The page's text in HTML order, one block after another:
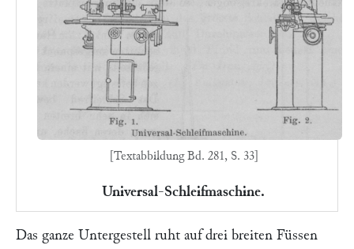
[Textabbildung Bd. 281, S. 33]
Universal-Schleifmaschine.
Das ganze Untergestell ruht auf drei breiten Füssen